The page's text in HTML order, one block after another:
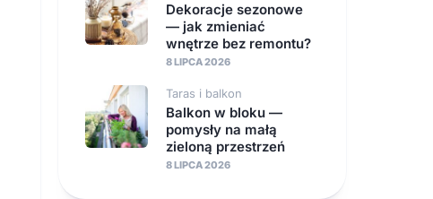
Dekoracje sezonowe
— jak zmieniać
wnętrze bez remontu?
8 LIPCA 2026
Taras i balkon
Balkon w bloku —
pomysły na małą
zieloną przestrzeń
8 LIPCA 2026